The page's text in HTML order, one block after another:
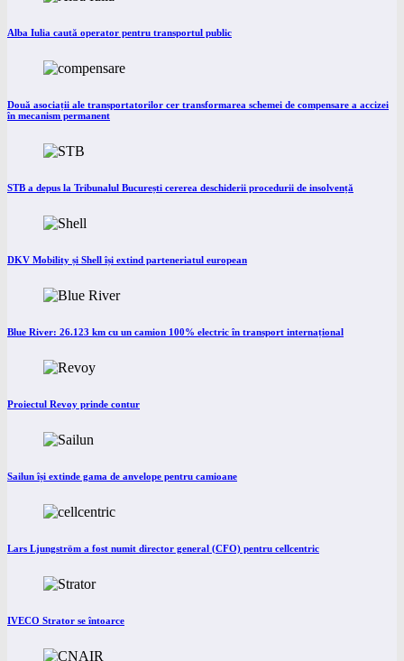
Alba Iulia caută operator pentru transportul public
Două asociații ale transportatorilor cer transformarea schemei de compensare a accizei
în mecanism permanent
STB a depus la Tribunalul București cererea deschiderii procedurii de insolvență
DKV Mobility și Shell își extind parteneriatul european
Blue River: 26.123 km cu un camion 100% electric în transport internațional
Proiectul Revoy prinde contur
Sailun își extinde gama de anvelope pentru camioane
Lars Ljungström a fost numit director general (CFO) pentru cellcentric
IVECO Strator se întoarce